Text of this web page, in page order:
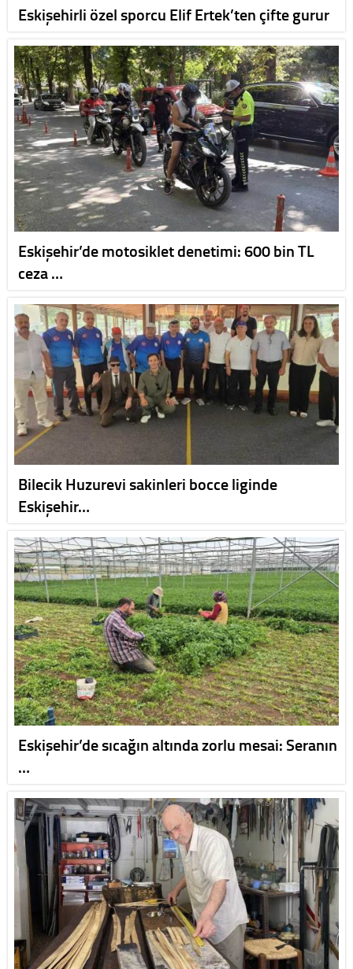
Eskişehirli özel sporcu Elif Ertek’ten çifte gurur
Eskişehir’de motosiklet denetimi: 600 bin TL
ceza …
Bilecik Huzurevi sakinleri bocce liginde
Eskişehir…
Eskişehir’de sıcağın altında zorlu mesai: Seranın
…